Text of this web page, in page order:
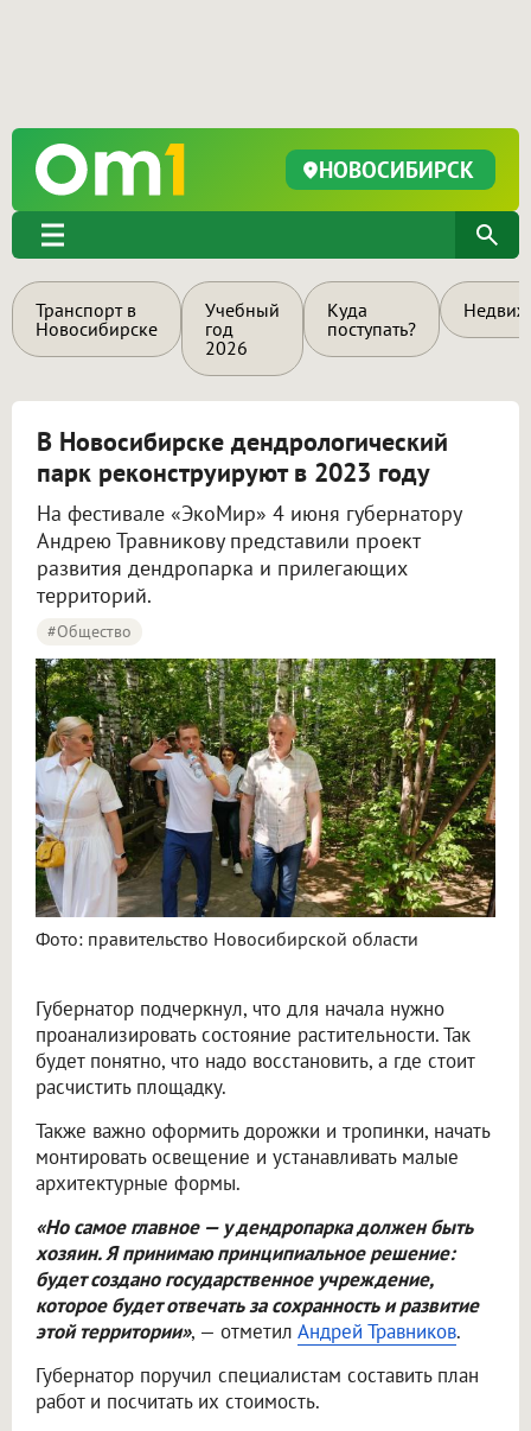
НОВОСИБИРСК
Транспорт в
Новосибирске
Учебный
год
2026
Куда
поступать?
В Новосибирске дендрологический
парк реконструируют в 2023 году
На фестивале «ЭкоМир» 4 июня губернатору
Андрею Травникову представили проект
развития дендропарка и прилегающих
территорий.
#Общество
Фото: правительство Новосибирской области
Губернатор подчеркнул, что для начала нужно
проанализировать состояние растительности. Так
будет понятно, что надо восстановить, а где стоит
расчистить площадку.
Также важно оформить дорожки и тропинки, начать
монтировать освещение и устанавливать малые
архитектурные формы.
«Но самое главное — у дендропарка должен быть
хозяин. Я принимаю принципиальное решение:
будет создано государственное учреждение,
которое будет отвечать за сохранность и развитие
этой территории», — отметил Андрей Травников.
Губернатор поручил специалистам составить план
работ и посчитать их стоимость.